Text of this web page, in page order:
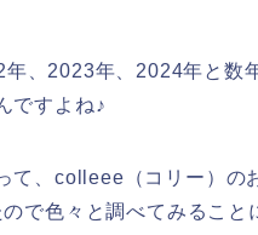
、2023年、2024年と数
ですよね♪
て、colleee（コリー）の
で色々と調べてみること